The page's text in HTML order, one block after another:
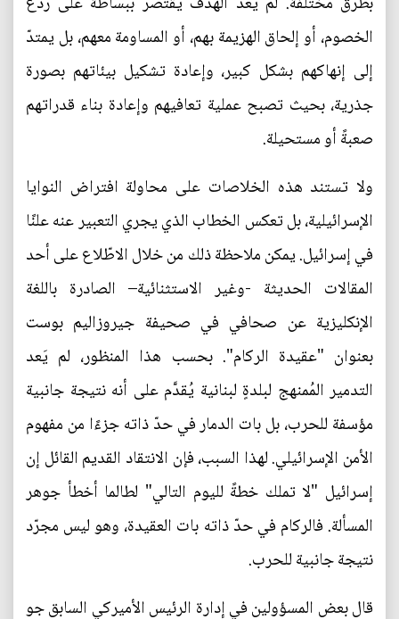
الخصوم، أو إلحاق الهزيمة بهم، أو المساومة معهم، بل يمتدّ
إلى إنهاكهم بشكل كبير، وإعادة تشكيل بيئاتهم بصورة
جذرية، بحيث تصبح عملية تعافيهم وإعادة بناء قدراتهم
صعبةً أو مستحيلة.
ولا تستند هذه الخلاصات على محاولة افتراض النوايا
الإسرائيلية، بل تعكس الخطاب الذي يجري التعبير عنه علنًا
في إسرائيل. يمكن ملاحظة ذلك من خلال الاطّلاع على أحد
المقالات الحديثة -وغير الاستثنائية– الصادرة باللغة
الإنكليزية عن صحافي في صحيفة جيروزاليم بوست
بعنوان "عقيدة الركام". بحسب هذا المنظور، لم يَعد
التدمير المُمنهج لبلدةٍ لبنانية يُقدَّم على أنه نتيجة جانبية
مؤسفة للحرب، بل بات الدمار في حدّ ذاته جزءًا من مفهوم
الأمن الإسرائيلي. لهذا السبب، فإن الانتقاد القديم القائل إن
إسرائيل "لا تملك خطةً لليوم التالي" لطالما أخطأ جوهر
المسألة. فالركام في حدّ ذاته بات العقيدة، وهو ليس مجرّد
نتيجة جانبية للحرب.
قال بعض المسؤولين في إدارة الرئيس الأميركي السابق جو